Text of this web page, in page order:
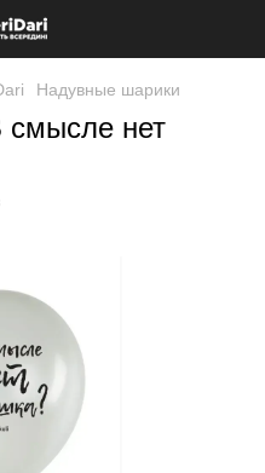
Надувные шарики
смысле нет